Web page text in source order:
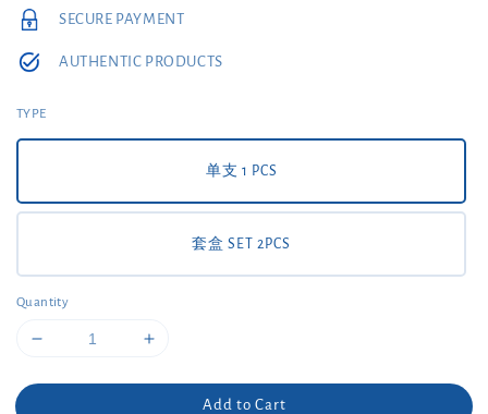
SECURE PAYMENT
AUTHENTIC PRODUCTS
TYPE
单支 1 PCS
套盒 SET 2PCS
Quantity
Add to Cart